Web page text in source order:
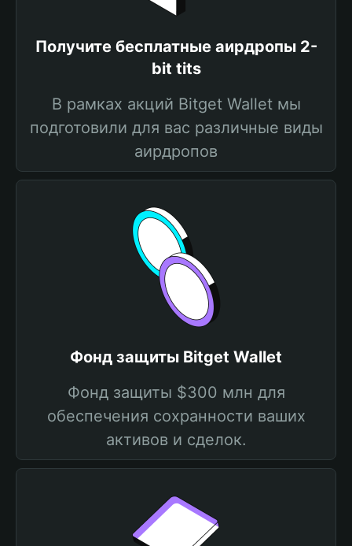
Получите бесплатные аирдропы 2-
bit tits
В рамках акций Bitget Wallet мы
подготовили для вас различные виды
аирдропов
Фонд защиты Bitget Wallet
Фонд защиты $300 млн для
обеспечения сохранности ваших
активов и сделок.